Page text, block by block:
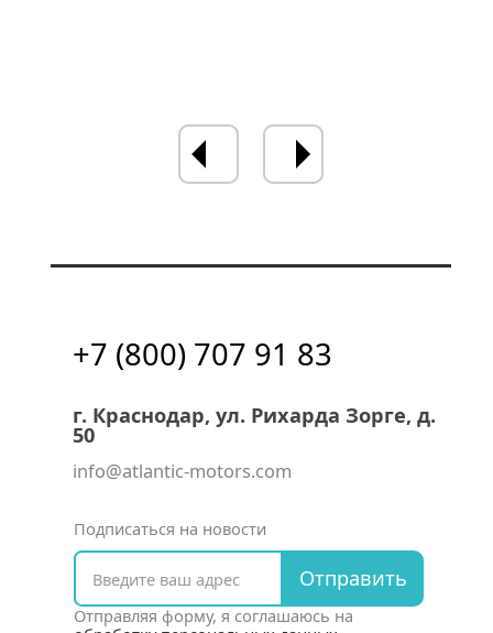
+7 (800) 707 91 83
г. Краснодар, ул. Рихарда Зорге, д.
50
info@atlantic-motors.com
Подписаться на новости
Отправить
Отправляя форму, я соглашаюсь на